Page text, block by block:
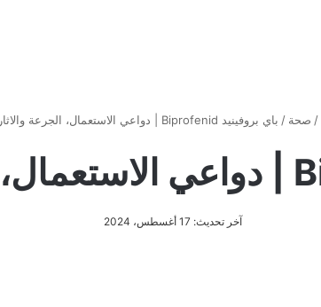
/ صحة / باي بروفينيد Biprofenid | دواعي الاستعمال، الجرعة والاثار الجانبية
آخر تحديث: 17 أغسطس، 2024